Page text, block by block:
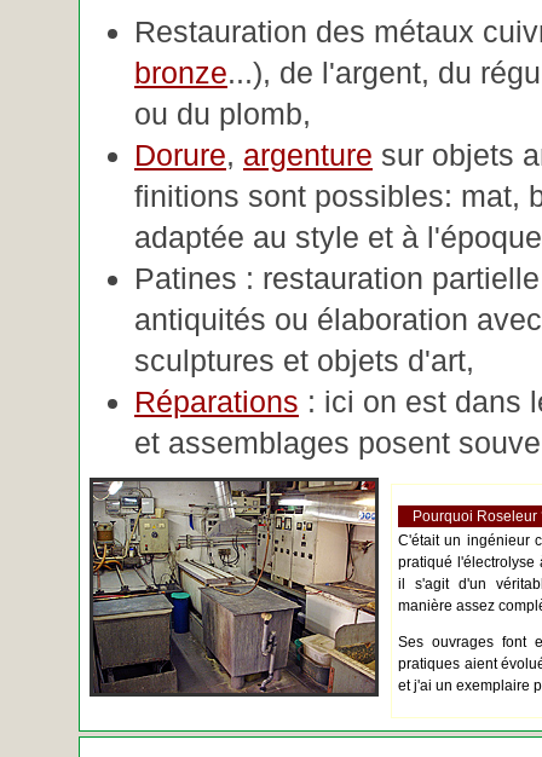
Restauration des métaux
bronze...), de l'argent, du
ou du plomb,
Dorure, argenture sur objets
finitions sont possibles: mat,
adaptée au style et à
Patines : restauration
antiquités ou élaboration
sculptures et objets d'art,
Réparations : ici on est dans
et assemblages posent
Pourquoi Roseleur
C'était un ingénieur
pratiqué l'électrolyse
il s'agit d'un
manière assez
Ses ouvrages font
pratiques aient
et j'ai un exemplaire